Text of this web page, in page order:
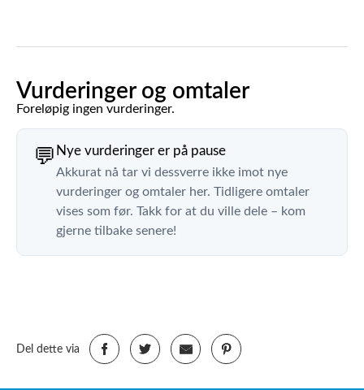
Vurderinger og omtaler
Foreløpig ingen vurderinger.
💬 Nye vurderinger er på pause
Akkurat nå tar vi dessverre ikke imot nye
vurderinger og omtaler her. Tidligere omtaler
vises som før. Takk for at du ville dele – kom
gjerne tilbake senere!
Del dette via